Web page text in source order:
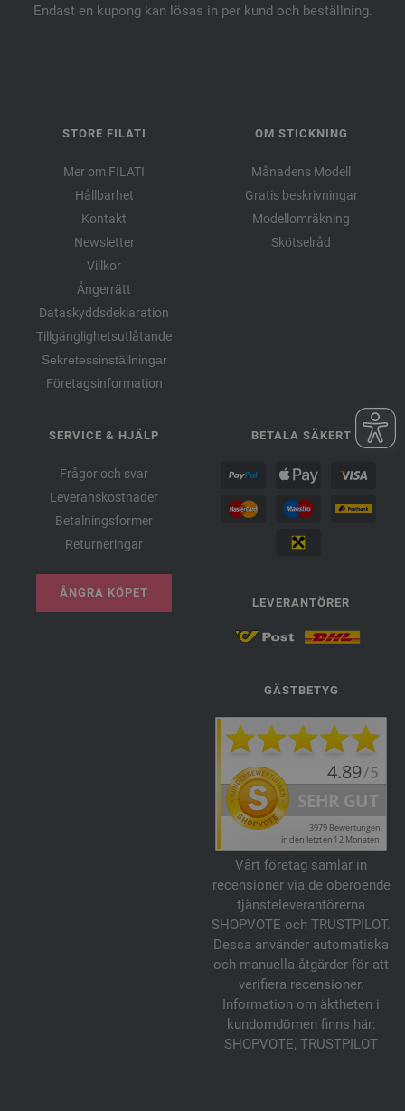
Endast en kupong kan lösas in per kund och beställning.
STORE FILATI
Mer om FILATI
Hållbarhet
Kontakt
Newsletter
Villkor
Ångerrätt
Dataskyddsdeklaration
Tillgänglighetsutlåtande
Sekretessinställningar
Företagsinformation
OM STICKNING
Månadens Modell
Gratis beskrivningar
Modellomräkning
Skötselråd
SERVICE & HJÄLP
Frågor och svar
Leveranskostnader
Betalningsformer
Returneringar
ÅNGRA KÖPET
BETALA SÄKERT
LEVERANTÖRER
GÄSTBETYG
Vårt företag samlar in
recensioner via de oberoende
tjänsteleverantörerna
SHOPVOTE och TRUSTPILOT.
Dessa använder automatiska
och manuella åtgärder för att
verifiera recensioner.
Information om äktheten i
kundomdömen finns här:
SHOPVOTE, TRUSTPILOT